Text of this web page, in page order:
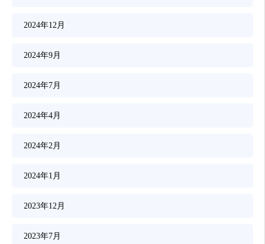
2024年12月
2024年9月
2024年7月
2024年4月
2024年2月
2024年1月
2023年12月
2023年7月